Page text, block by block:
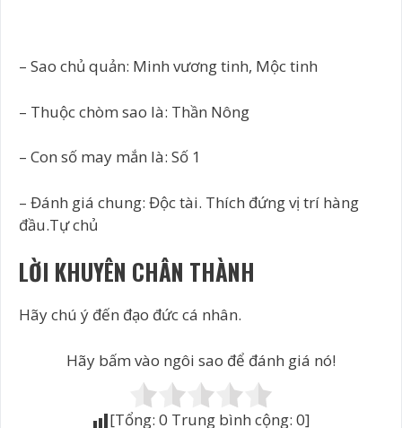
– Sao chủ quản: Minh vương tinh, Mộc tinh
– Thuộc chòm sao là: Thần Nông
– Con số may mắn là: Số 1
– Đánh giá chung: Độc tài. Thích đứng vị trí hàng
đầu.Tự chủ
LỜI KHUYÊN CHÂN THÀNH
Hãy chú ý đến đạo đức cá nhân.
Hãy bấm vào ngôi sao để đánh giá nó!
[Tổng: 0 Trung bình cộng: 0]